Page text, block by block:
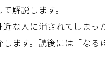
解説します。
な人に消されてしま
ます。読後には「な